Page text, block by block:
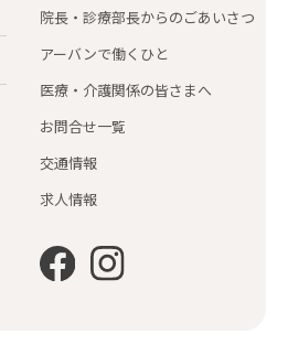
院長・診療部長からのごあいさつ
アーバンで働くひと
医療・介護関係の皆さまへ
お問合せ一覧
交通情報
求人情報